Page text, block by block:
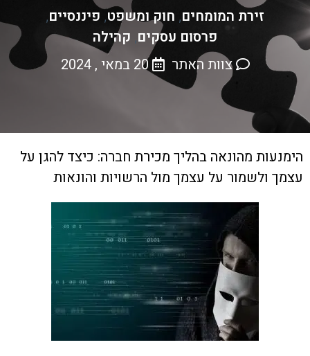
זירת המומחים, חוק ומשפט, פיננסיים,
פרסום עסקים קהילה
צוות האתר
20 במאי , 2024
הימנעות מהונאה בהליך מכירת חברה: כיצד להגן על
עצמך ולשמור על עצמך מול הרשויות והונאות